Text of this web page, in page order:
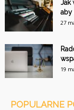
Jak
aby
27
19
POPULARNE